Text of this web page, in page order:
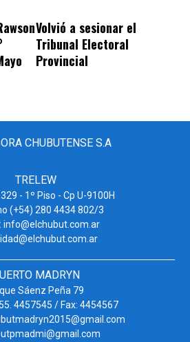
Volvió a sesionar el
Tribunal Electoral
Provincial
CHUBUTENSE S.A
TRELEW
- 1º Piso - Cp U-9100H
(+54) 280 4434 802/3
info@elchubut.com.ar
MADRYN
Sáenz Peña 79
4457545 / Fax: 4454567